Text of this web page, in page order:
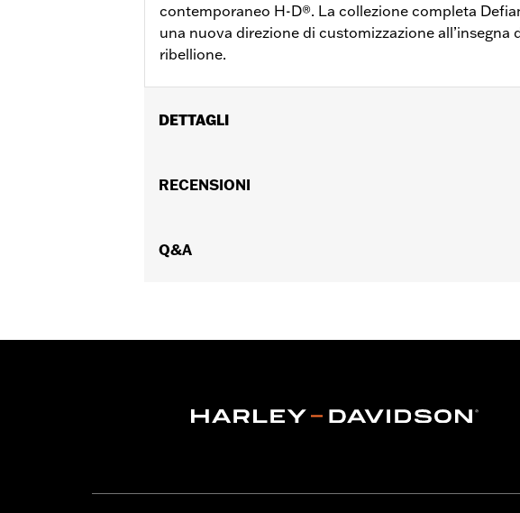
contemporaneo H-D®. La collezione completa
una nuova direzione di customizzazione all’insegna
ribellione.
DETTAGLI
(eccetto FLTRXSE dal ‘18 in poi) e Trike dal ‘08 in poi.
Diametro:
RECENSIONI
Q&A